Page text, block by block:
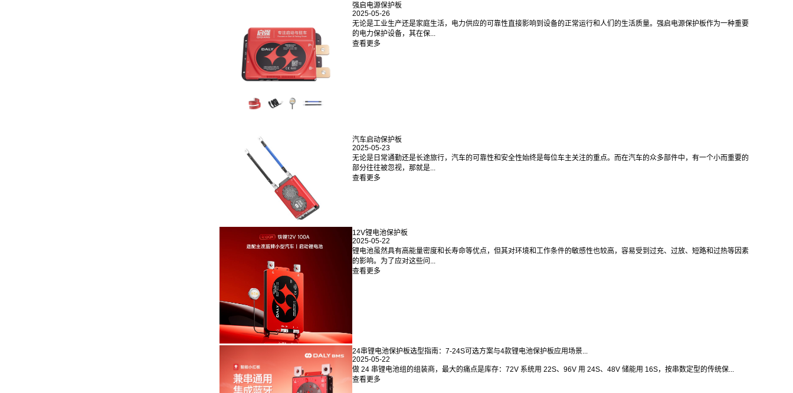
强启电源保护板
2025-05-26
无论是工业生产还是家庭生活，电力供应的可靠性直接影响到设备的正常运行和人们的生活质量。强启电源保护板作为一种重要
的电力保护设备，其在保...
查看更多
汽车启动保护板
2025-05-23
无论是日常通勤还是长途旅行，汽车的可靠性和安全性始终是每位车主关注的重点。而在汽车的众多部件中，有一个小而重要的
部分往往被忽视，那就是...
查看更多
12V锂电池保护板
2025-05-22
锂电池虽然具有高能量密度和长寿命等优点，但其对环境和工作条件的敏感性也较高，容易受到过充、过放、短路和过热等因素
的影响。为了应对这些问...
查看更多
24串锂电池保护板选型指南：7-24S可选方案与4款锂电池保护板应用场景...
2025-05-22
做 24 串锂电池组的组装商，最大的痛点是库存：72V 系统用 22S、96V 用 24S、48V 储能用 16S，按串数定型的传统保...
查看更多